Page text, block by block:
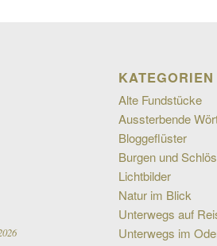
KATEGORIEN
Alte Fundstücke
Aussterbende
Bloggeflüster
Burgen und
Lichtbilder
Natur im Blick
Unterwegs auf
Unterwegs im